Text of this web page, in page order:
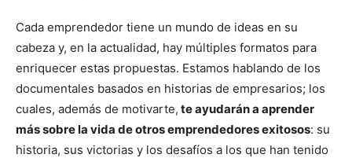
Cada emprendedor tiene un mundo de ideas en su
cabeza y, en la actualidad, hay múltiples formatos para
enriquecer estas propuestas. Estamos hablando de los
documentales basados en historias de empresarios; los
cuales, además de motivarte, te ayudarán a aprender
más sobre la vida de otros emprendedores exitosos: su
historia, sus victorias y los desafíos a los que han tenido